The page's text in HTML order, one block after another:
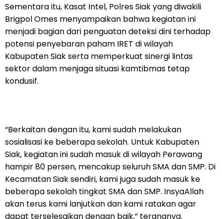
Sementara itu, Kasat Intel, Polres Siak yang diwakili
Brigpol Omes menyampaikan bahwa kegiatan ini
menjadi bagian dari penguatan deteksi dini terhadap
potensi penyebaran paham IRET di wilayah
Kabupaten Siak serta memperkuat sinergi lintas
sektor dalam menjaga situasi kamtibmas tetap
kondusif.
“Berkaitan dengan itu, kami sudah melakukan
sosialisasi ke beberapa sekolah. Untuk Kabupaten
Siak, kegiatan ini sudah masuk di wilayah Perawang
hampir 80 persen, mencakup seluruh SMA dan SMP. Di
Kecamatan Siak sendiri, kami juga sudah masuk ke
beberapa sekolah tingkat SMA dan SMP. InsyaAllah
akan terus kami lanjutkan dan kami ratakan agar
dapat terselesaikan dengan baik,” terangnya.